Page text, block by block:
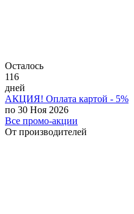
Осталось
116
дней
АКЦИЯ! Оплата картой - 5%
по 30 Ноя 2026
Все промо-акции
От производителей